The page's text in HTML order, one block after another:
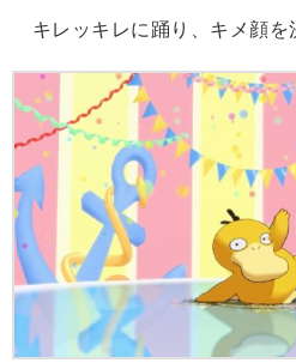
キレッキレに踊り、キメ顔を